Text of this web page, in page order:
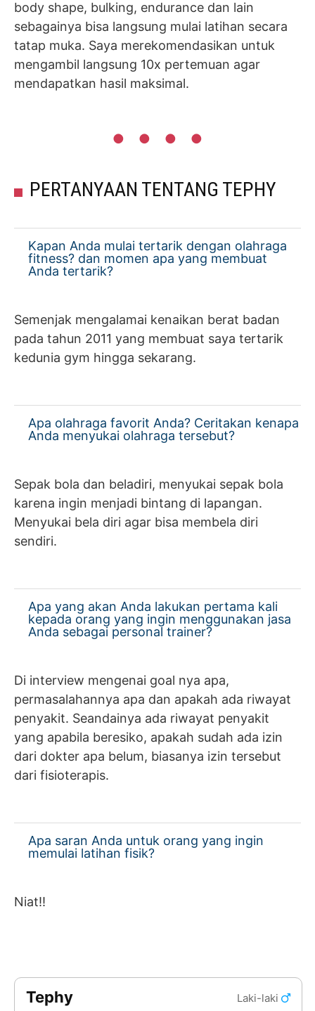
body shape, bulking, endurance dan lain
sebagainya bisa langsung mulai latihan secara
tatap muka. Saya merekomendasikan untuk
mengambil langsung 10x pertemuan agar
mendapatkan hasil maksimal.
PERTANYAAN TENTANG TEPHY
Kapan Anda mulai tertarik dengan olahraga
fitness? dan momen apa yang membuat
Anda tertarik?
Semenjak mengalamai kenaikan berat badan
pada tahun 2011 yang membuat saya tertarik
kedunia gym hingga sekarang.
Apa olahraga favorit Anda? Ceritakan kenapa
Anda menyukai olahraga tersebut?
Sepak bola dan beladiri, menyukai sepak bola
karena ingin menjadi bintang di lapangan.
Menyukai bela diri agar bisa membela diri
sendiri.
Apa yang akan Anda lakukan pertama kali
kepada orang yang ingin menggunakan jasa
Anda sebagai personal trainer?
Di interview mengenai goal nya apa,
permasalahannya apa dan apakah ada riwayat
penyakit. Seandainya ada riwayat penyakit
yang apabila beresiko, apakah sudah ada izin
dari dokter apa belum, biasanya izin tersebut
dari fisioterapis.
Apa saran Anda untuk orang yang ingin
memulai latihan fisik?
Niat!!
Tephy Laki-laki